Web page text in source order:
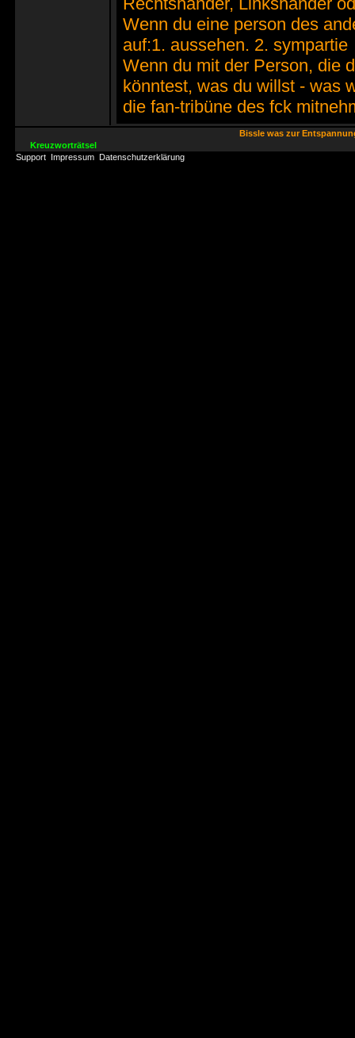
Wenn du eine person des
auf:1. aussehen. 2. sympartie
Wenn du mit der Person, die
könntest, was du willst - was
die fan-tribüne des fck
Bissle was zur
Kreuzworträtsel
Support Impressum Datenschutzerklärung